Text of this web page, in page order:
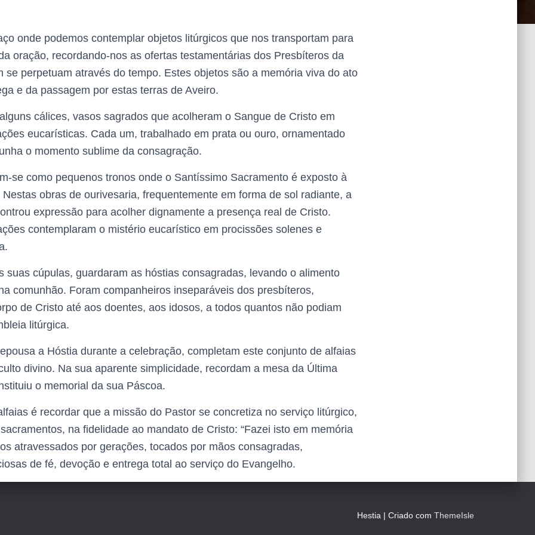
onde podemos contemplar objetos litúrgicos que nos transportam para
oração, recordando-nos as ofertas testamentárias dos Presbíteros da
se perpetuam através do tempo. Estes objetos são a memória viva do ato
e da passagem por estas terras de Aveiro.
cálices, vasos sagrados que acolheram o Sangue de Cristo em
eucarísticas. Cada um, trabalhado em prata ou ouro, ornamentado
o momento sublime da consagração.
se como pequenos tronos onde o Santíssimo Sacramento é exposto à
obras de ourivesaria, frequentemente em forma de sol radiante, a
expressão para acolher dignamente a presença real de Cristo.
contemplaram o mistério eucarístico em procissões solenes e
suas cúpulas, guardaram as hóstias consagradas, levando o alimento
comunhão. Foram companheiros inseparáveis dos presbíteros,
de Cristo até aos doentes, aos idosos, a todos quantos não podiam
litúrgica.
a Hóstia durante a celebração, completam este conjunto de alfaias
divino. Na sua aparente simplicidade, recordam a mesa da Última
o memorial da sua Páscoa.
é recordar que a missão do Pastor se concretiza no serviço litúrgico,
na fidelidade ao mandato de Cristo: “Fazei isto em memória
atravessados por gerações, tocados por mãos consagradas,
de fé, devoção e entrega total ao serviço do Evangelho.
Hestia | Criado com ThemeIsle